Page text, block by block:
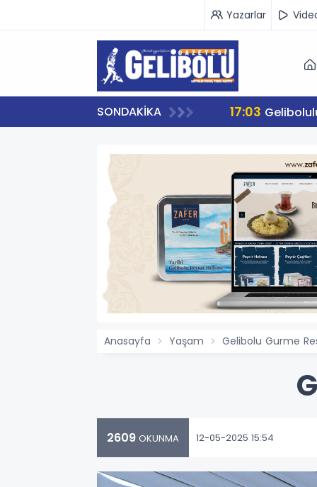
Yazarlar
SONDAKİKA 17:03
Anasayfa Yaşam Gelibolu Gurme
2609 OKUNMA 12-05-2025 15:54